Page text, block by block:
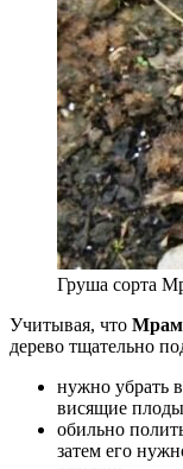
Груша сорта
Учитывая, что
дерево тщательно
нужно убрать
висящие
обильно
затем его